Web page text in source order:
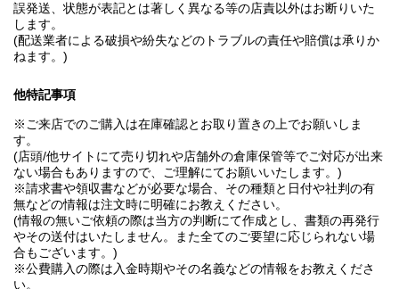
誤発送、状態が表記とは著しく異なる等の店責以外はお断りいた
します。
(配送業者による破損や紛失などのトラブルの責任や賠償は承りか
ねます。)
他特記事項
※ご来店でのご購入は在庫確認とお取り置きの上でお願いしま
す。
(店頭/他サイトにて売り切れや店舗外の倉庫保管等でご対応が出来
ない場合もありますので、ご理解にてお願いいたします。)
※請求書や領収書などが必要な場合、その種類と日付や社判の有
無などの情報は注文時に明確にお教えください。
(情報の無いご依頼の際は当方の判断にて作成とし、書類の再発行
やその送付はいたしません。また全てのご要望に応じられない場
合もございます。)
※公費購入の際は入金時期やその名義などの情報をお教えくださ
い。